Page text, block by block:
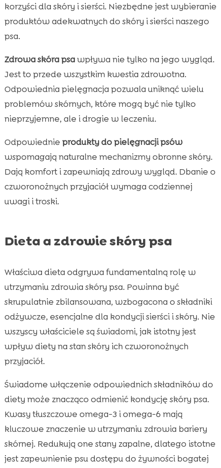
korzyści dla skóry i sierści. Niezbędne jest wybieranie
produktów adekwatnych do skóry i sierści naszego
psa.
Zdrowa skóra psawpływa nie tylko na jego wygląd.
Jest to przede wszystkim kwestia zdrowotna.
Odpowiednia pielęgnacja pozwala uniknąć wielu
problemów skórnych, które mogą być nie tylko
nieprzyjemne, ale i drogie w leczeniu.
Odpowiednie produkty do pielęgnacji psów
wspomagają naturalne mechanizmy obronne skóry.
Dają komfort i zapewniają zdrowy wygląd. Dbanie o
czworonożnych przyjaciół wymaga codziennej
uwagi i troski.
Dieta a zdrowie skóry psa
Właściwa dieta odgrywa fundamentalną rolę w
utrzymaniu zdrowia skóry psa. Powinna być
skrupulatnie zbilansowana, wzbogacona o składniki
odżywcze, esencjalne dla kondycji sierści i skóry. Nie
wszyscy właściciele są świadomi, jak istotny jest
wpływ diety na stan skóry ich czworonożnych
przyjaciół.
Świadome włączenie odpowiednich składników do
diety może znacząco odmienić kondycję skóry psa.
Kwasy tłuszczowe omega-3 i omega-6 mają
kluczowe znaczenie w utrzymaniu zdrowia bariery
skórnej. Redukują one stany zapalne, dlatego istotne
jest zapewnienie psu dostępu do żywności bogatej